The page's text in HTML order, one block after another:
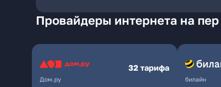
Провайдеры интернета на
Дом.ру
32 тарифа
билайн